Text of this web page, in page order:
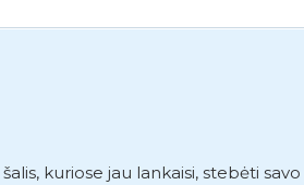
kuriose jau lankaisi, stebėti